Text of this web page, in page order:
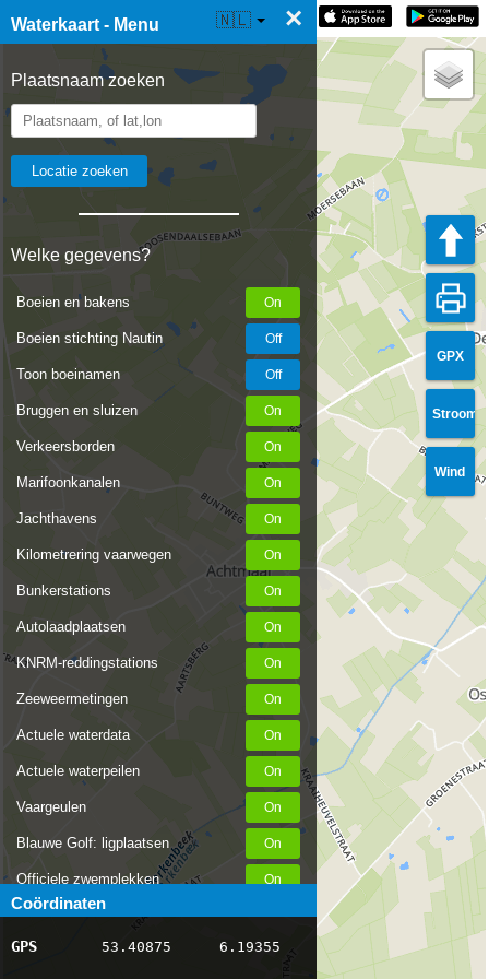
Waterkaart - Menu ×
Plaatsnaam zoeken
Welke gegevens?
Boeien en bakens
Boeien stichting Nautin
Toon boeinamen
Bruggen en sluizen
Verkeersborden
Marifoonkanalen
Jachthavens
Kilometrering vaarwegen
Bunkerstations
Autolaadplaatsen
KNRM-reddingstations
Zeeweermetingen
Actuele waterdata
Actuele waterpeilen
Vaargeulen
Blauwe Golf: ligplaatsen
Officiele zwemplekken
Stremmingen/hinder
AIS scheepsposities
Coördinaten
GPS 53.40875 6.19355
☰ Waterkaart Live 🇳🇱
GPX
Stroom
Wind